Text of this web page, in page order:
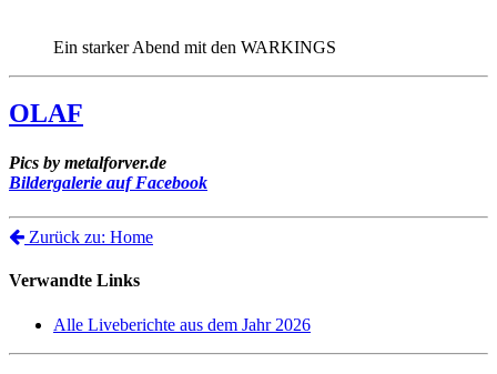
Ein starker Abend mit den WARKINGS
OLAF
Pics by metalforver.de
Bildergalerie auf Facebook
Zurück zu: Home
Verwandte Links
Alle Liveberichte aus dem Jahr 2026